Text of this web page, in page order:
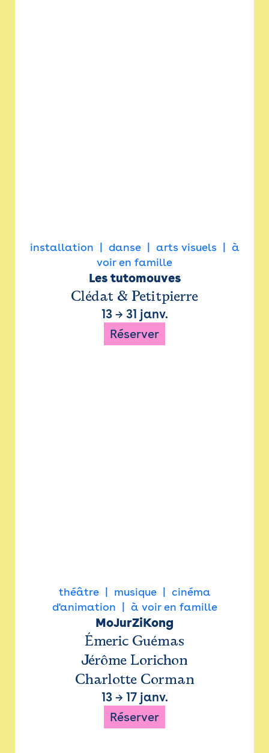
installation danse arts visuels
à
voir en famille
Les tutomouves
Clédat & Petitpierre
13→ 31 janv.
Réserver
théâtre musique
cinéma
d'animation
à voir en famille
MoJurZiKong
Émeric Guémas
Jérôme Lorichon
Charlotte Corman
13→ 17 janv.
Réserver